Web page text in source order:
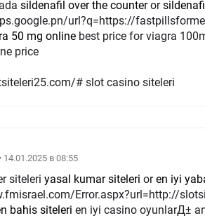
sildenafil over the counteror
url?q=https://
50 mg online best price for viagra
price
# slot casino siteleri
• 14.01.2025 в 08:55
siteleri yasal kumar siteleri oren iyi
Error.aspx?url=http://
bahis siteleri en iyi casino oyunlarД±